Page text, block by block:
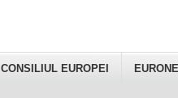
CONSILIUL EUROPEI